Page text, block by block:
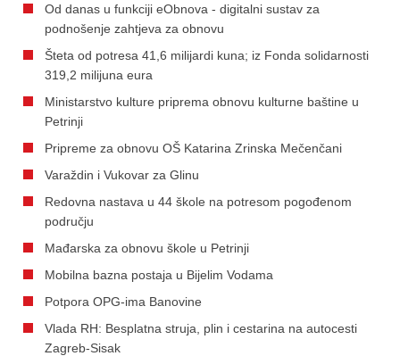
Od danas u funkciji eObnova - digitalni sustav za
podnošenje zahtjeva za obnovu
Šteta od potresa 41,6 milijardi kuna; iz Fonda solidarnosti
319,2 milijuna eura
Ministarstvo kulture priprema obnovu kulturne baštine u
Petrinji
Pripreme za obnovu OŠ Katarina Zrinska Mečenčani
Varaždin i Vukovar za Glinu
Redovna nastava u 44 škole na potresom pogođenom
području
Mađarska za obnovu škole u Petrinji
Mobilna bazna postaja u Bijelim Vodama
Potpora OPG-ima Banovine
Vlada RH: Besplatna struja, plin i cestarina na autocesti
Zagreb-Sisak